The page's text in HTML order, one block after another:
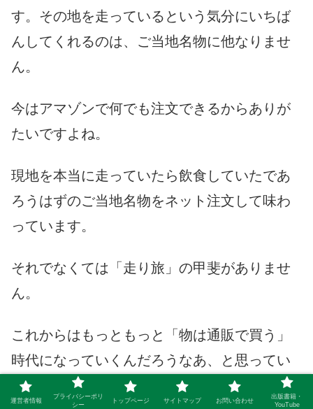
す。その地を走っているという気分にいちば
んしてくれるのは、ご当地名物に他なりませ
ん。
今はアマゾンで何でも注文できるからありが
たいですよね。
現地を本当に走っていたら飲食していたであ
ろうはずのご当地名物をネット注文して味わ
っています。
それでなくては「走り旅」の甲斐がありませ
ん。
これからはもっともっと「物は通販で買う」
時代になっていくんだろうなあ、と思ってい
ます。
運営者情報
プライバシーポリ
シー
トップページ サイトマップ お問い合わせ
出版書籍・
YouTube